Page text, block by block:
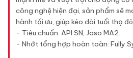
công nghệ hiện đại, sản phẩm sẽ
hành tối ưu, giúp kéo dài tuổi thọ
- Tiêu chuẩn: API SN, Jaso MA2.
- Nhớt tổng hợp hoàn toàn: Fully